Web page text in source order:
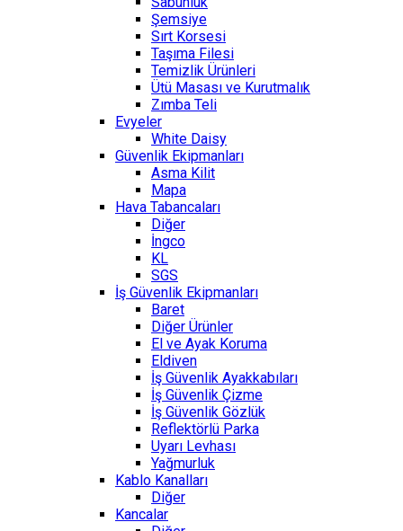
Şemsiye
Sırt Korsesi
Taşıma Filesi
Temizlik Ürünleri
Ütü Masası ve Kurutmalık
Zımba Teli
Evyeler
White Daisy
Güvenlik Ekipmanları
Asma Kilit
Mapa
Hava Tabancaları
Diğer
İngco
KL
SGS
İş Güvenlik Ekipmanları
Baret
Diğer Ürünler
El ve Ayak Koruma
Eldiven
İş Güvenlik Ayakkabıları
İş Güvenlik Çizme
İş Güvenlik Gözlük
Reflektörlü Parka
Uyarı Levhası
Yağmurluk
Kablo Kanalları
Diğer
Kancalar